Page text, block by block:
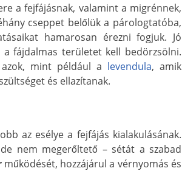
a fejfájásnak, valamint a migrénnek,
cseppet belőlük a párologtatóba,
hamarosan érezni fogjuk. Jó
fájdalmas területet kell bedörzsölni.
mint például a levendula, amik
és ellazítanak.
az esélye a fejfájás kialakulásának.
nem megerőltető – sétát a szabad
működését, hozzájárul a vérnyomás és